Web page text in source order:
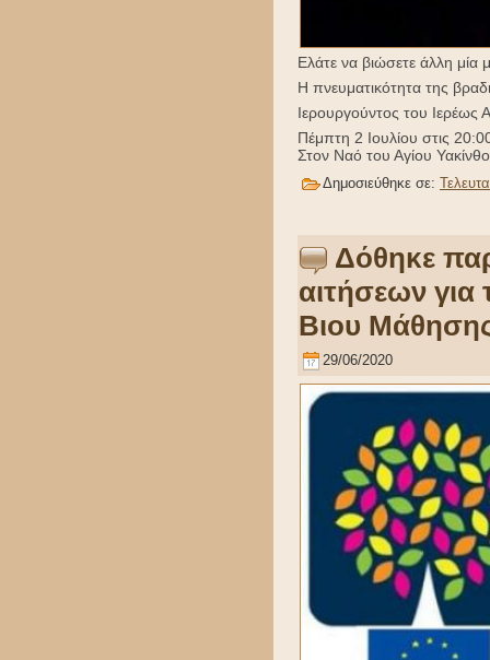
Ελάτε να βιώσετε άλλη μία
Η πνευματικότητα της
Ιερουργούντος του
Πέμπτη 2 Ιουλίου στις
Στον Ναό του Αγίου
Δημοσιεύθηκε σε:
Δόθηκε
αιτήσεων για
Βιου
29/06/2020